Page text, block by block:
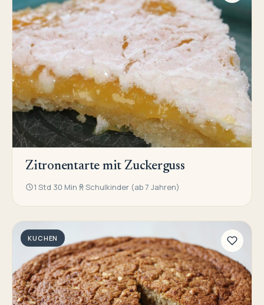
Zitronentarte mit Zuckerguss
1 Std 30 Min Schulkinder (ab 7 Jahren)
KUCHEN